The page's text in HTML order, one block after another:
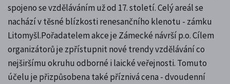
spojeno se vzděláváním už od 17. století. Celý areál se
nachází v těsné blízkosti renesančního klenotu - zámku
Litomyšl.Pořadatelem akce je Zámecké návrší p.o. Cílem
organizátorů je zpřístupnit nové trendy vzdělávání co
nejširšímu okruhu odborné i laické veřejnosti. Tomuto
účelu je přizpůsobena také příznivá cena - dvoudenní